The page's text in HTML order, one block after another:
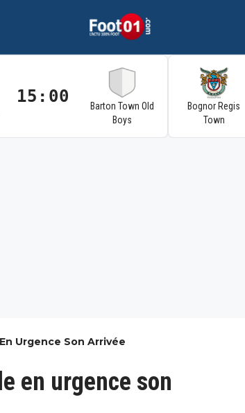
15:00
Barton Town Old
Boys
Bognor Regis
Town
Urgence Son Arrivée
en urgence son